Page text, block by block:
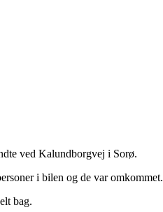
ved Kalundborgvej i Sorø.
i bilen og de var omkommet.
bag.